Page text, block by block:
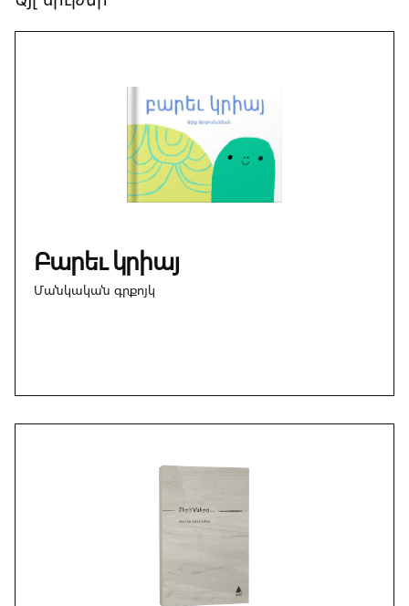
Բարեւ կրիայ
Մանկական գրքոյկ